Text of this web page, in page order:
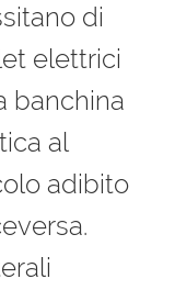
di
elettrici
banchina
al
adibito